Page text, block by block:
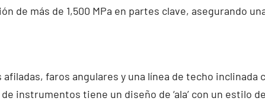
de más de 1,500 MPa en partes clave, asegurando
faros angulares y una línea de techo inclinada
instrumentos tiene un diseño de ‘ala’ con un estilo